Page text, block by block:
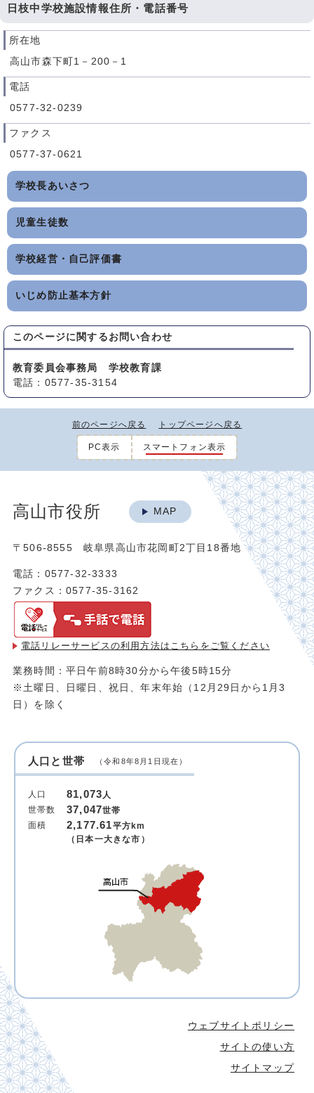
日枝中学校施設情報住所・電話番号
所在地
高山市森下町1－200－1
電話
0577-32-0239
ファクス
0577-37-0621
学校長あいさつ
児童生徒数
学校経営・自己評価書
いじめ防止基本方針
このページに関する お問い合わせ
教育委員会事務局 学校教育課
電話：0577-35-3154
前のページへ戻る トップページへ戻る
PC表示 スマートフォン表示
高山市役所 MAP
〒506-8555 岐阜県高山市花岡町2丁目18番地
電話：0577-32-3333
ファクス：0577-35-3162
電話リレーサービスの利用方法は こちらをご覧ください
業務時間：平日午前8時30分から午後5時15分
※土曜日、日曜日、祝日、年末年始（12月29日から1月3
日）を除く
人口と世帯 （令和8年8月1日現在）
人口 81,073人
世帯数
37,047世帯
面積
2,177.61平方km
（日本一大きな市）
ウェブサイトポリシー
サイトの使い方
サイトマップ